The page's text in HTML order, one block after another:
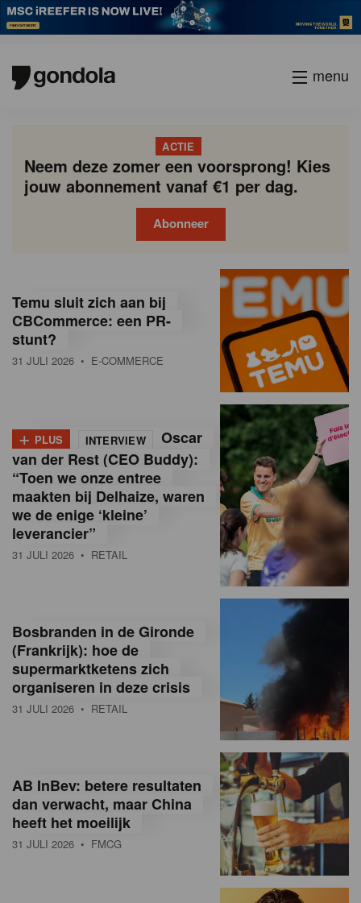
menu
ACTIE
Neem deze zomer een voorsprong! Kies
jouw abonnement vanaf €1 per dag.
Abonneer
o
n
d
a
M
a
g
a
n
e
a
Temu sluit zich aan bij
CBCommerce: een PR-
stunt?
31 JULI 2026 • E-COMMERCE
+ PLUS INTERVIEW
Oscar
van der Rest (CEO Buddy):
“Toen we onze entree
maakten bij Delhaize, waren
we de enige ‘kleine’
leverancier”
31 JULI 2026 • RETAIL
Bosbranden in de Gironde
(Frankrijk): hoe de
supermarktketens zich
organiseren in deze crisis
31 JULI 2026 • RETAIL
AB InBev: betere resultaten
dan verwacht, maar China
heeft het moeilijk
31 JULI 2026 • FMCG